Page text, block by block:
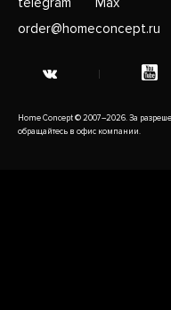
order@homeconcept.ru
Home Concept © 2007–2026. За
обращайтесь в офис компании.